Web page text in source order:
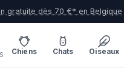
gratuite dès 70 €* en Belgique
Chiens Chats Oiseaux